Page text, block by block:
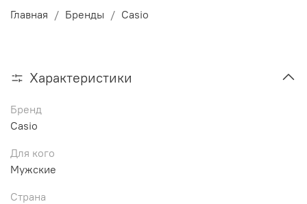
Главная Бренды Casio
Характеристики
Бренд
Casio
Для кого
Мужские
Страна